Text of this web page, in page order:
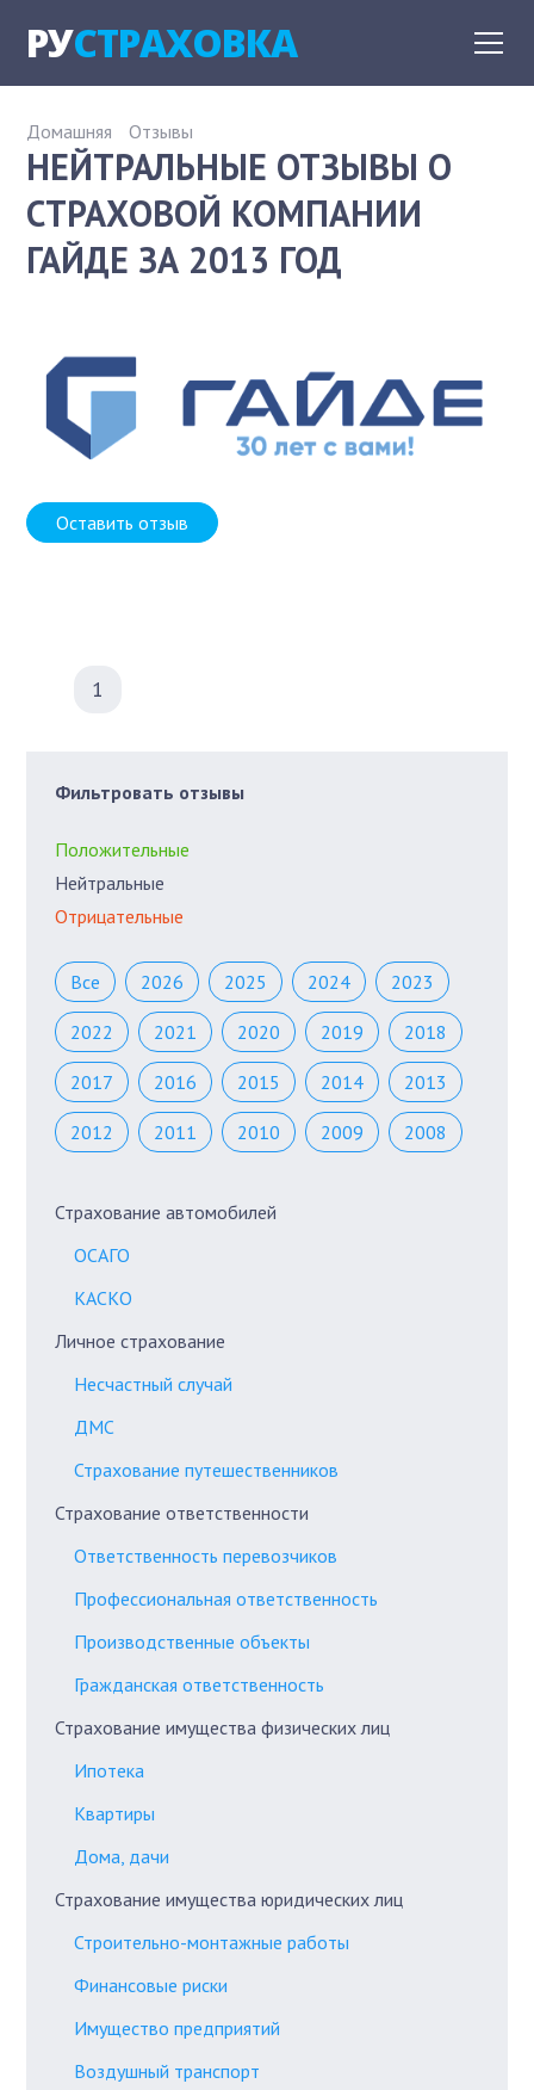
РУСТРАХОВКА
Домашняя Отзывы
НЕЙТРАЛЬНЫЕ ОТЗЫВЫ О
СТРАХОВОЙ КОМПАНИИ
ГАЙДЕ ЗА 2013 ГОД
Оставить отзыв
1
Фильтровать отзывы
Положительные
Нейтральные
Отрицательные
Все 2026 2025 2024 2023
2022 2021 2020 2019 2018
2017 2016 2015 2014 2013
2012 2011 2010 2009 2008
Страхование автомобилей
ОСАГО
КАСКО
Личное страхование
Несчастный случай
ДМС
Страхование путешественников
Страхование ответственности
Ответственность перевозчиков
Профессиональная ответственность
Производственные объекты
Гражданская ответственность
Страхование имущества физических лиц
Ипотека
Квартиры
Дома, дачи
Страхование имущества юридических лиц
Строительно-монтажные работы
Финансовые риски
Имущество предприятий
Воздушный транспорт